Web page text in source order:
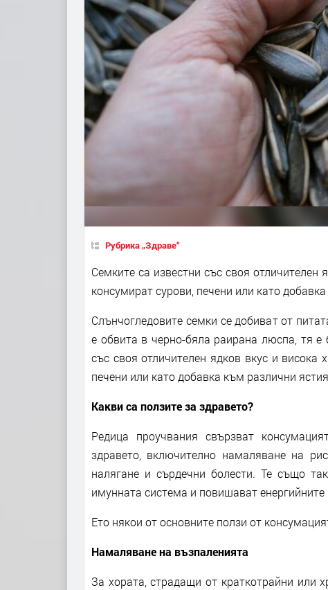
Рубрика „Здраве“
Семките са известни със своя отличителен
консумират сурови, печени или като
Слънчогледовите семки се добиват от
е обвита в черно-бяла раирана люспа, тя е
със своя отличителен ядков вкус и висока
печени или като добавка към различни
Какви са ползите за здравето?
Редица проучвания свързват
здравето, включително намаляване на
налягане и сърдечни болести. Те също
имунната система и повишават енергийните
Ето някои от основните ползи от
Намаляване на възпаленията
За хората, страдащи от краткотрайни или